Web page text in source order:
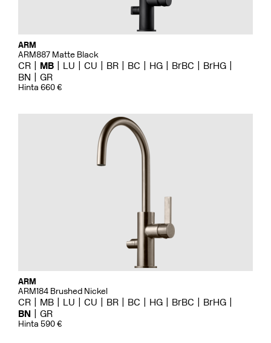
ARM
ARM887 Matte Black
CR MB LU CU BR BC HG BrBC
BrHG
BN
GR
Hinta 660 €
ARM
ARM184 Brushed Nickel
CR MB LU CU BR BC HG BrBC
BrHG
BN
GR
Hinta 590 €